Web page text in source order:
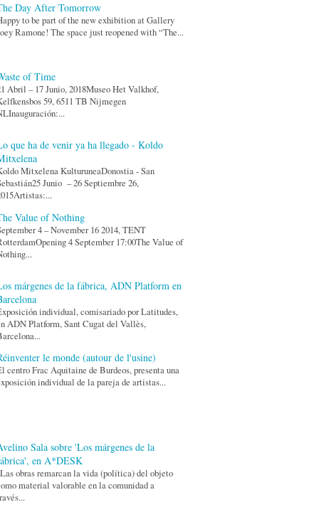
Day After Tomorrow
to be part of the new exhibition at Gallery
Ramone! The space just reopened with “The...
of Time
Abril – 17 Junio, 2018Museo Het Valkhof,
59, 6511 TB Nijmegen
que ha de venir ya ha llegado - Koldo
Mitxelena KulturuneaDonostia - San
Junio – 26 Septiembre 26,
Value of Nothing
4 – November 16 2014, TENT
4 September 17:00The Value of
márgenes de la fábrica, ADN Platform en
individual, comisariado por Latitudes,
ADN Platform, Sant Cugat del Vallès,
le monde (autour de l'usine)
centro Frac Aquitaine de Burdeos, presenta una
individual de la pareja de artistas...
Sala sobre 'Los márgenes de la
en A*DESK
obras remarcan la vida (política) del objeto
material valorable en la comunidad a